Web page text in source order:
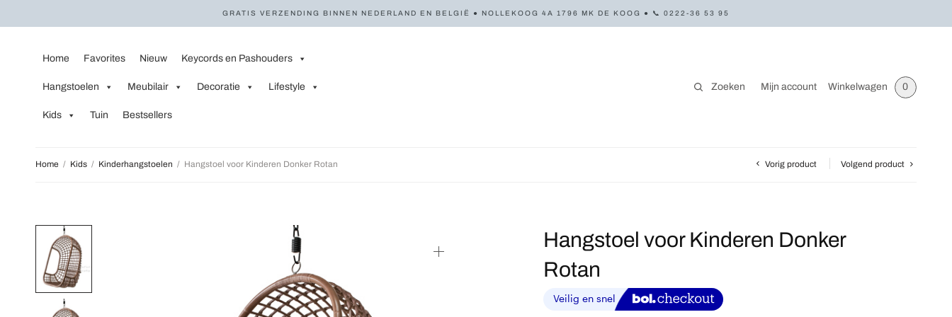
GRATIS VERZENDING BINNEN NEDERLAND EN BELGIË ● NOLLEKOOG 4A 1796 MK DE KOOG ● 📞 0222-36 53 95
Home Favorites Nieuw Keycords en Pashouders
Hangstoelen Meubilair Decoratie Lifestyle
Kids Tuin Bestsellers
Zoeken Mijn account Winkelwagen 0
Home / Kids / Kinderhangstoelen / Hangstoel voor Kinderen Donker Rotan Vorig product Volgend product
Hangstoel voor Kinderen Donker
Rotan